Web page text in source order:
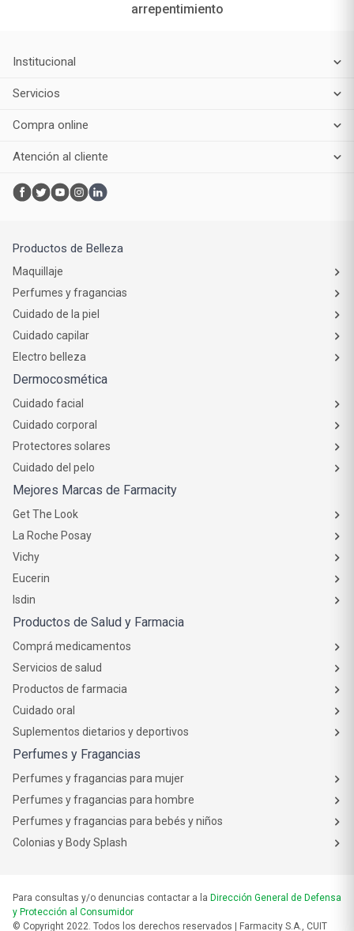
arrepentimiento
Institucional
Servicios
Compra online
Atención al cliente
Productos de Belleza
Maquillaje
Perfumes y fragancias
Cuidado de la piel
Cuidado capilar
Electro belleza
Dermocosmética
Cuidado facial
Cuidado corporal
Protectores solares
Cuidado del pelo
Mejores Marcas de Farmacity
Get The Look
La Roche Posay
Vichy
Eucerin
Isdin
Productos de Salud y Farmacia
Comprá medicamentos
Servicios de salud
Productos de farmacia
Cuidado oral
Suplementos dietarios y deportivos
Perfumes y Fragancias
Perfumes y fragancias para mujer
Perfumes y fragancias para hombre
Perfumes y fragancias para bebés y niños
Colonias y Body Splash
Para consultas y/o denuncias contactar a la Dirección General de Defensa
y Protección al Consumidor
© Copyright 2022. Todos los derechos reservados | Farmacity S.A., CUIT